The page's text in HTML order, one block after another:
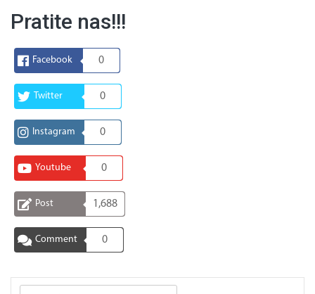
Pratite nas!!!
Facebook 0
Twitter 0
Instagram 0
Youtube 0
Post 1,688
Comment 0
Pretraga: